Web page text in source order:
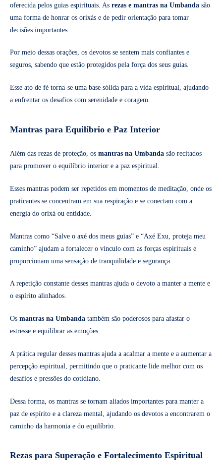
oferecida pelos guias espirituais. As rezas e mantras na Umbanda são
uma forma de honrar os orixás e de pedir orientação para tomar
decisões importantes.
Por meio dessas orações, os devotos se sentem mais confiantes e
seguros, sabendo que estão protegidos pela força dos seus guias.
Esse ato de fé torna-se uma base sólida para a vida espiritual, ajudando
a enfrentar os desafios com serenidade e coragem.
Mantras para Equilíbrio e Paz Interior
Além das rezas de proteção, os mantras na Umbanda são recitados
para promover o equilíbrio interior e a paz espiritual.
Esses mantras podem ser repetidos em momentos de meditação, onde os
praticantes se concentram em sua respiração e se conectam com a
energia do orixá ou entidade.
Mantras como “Salve o axé dos meus guias” e “Axé Exu, proteja meu
caminho” ajudam a fortalecer o vínculo com as forças espirituais e
proporcionam uma sensação de tranquilidade e segurança.
A repetição constante desses mantras ajuda o devoto a manter a mente e
o espírito alinhados.
Os mantras na Umbanda também são poderosos para afastar o
estresse e equilibrar as emoções.
A prática regular desses mantras ajuda a acalmar a mente e a aumentar a
percepção espiritual, permitindo que o praticante lide melhor com os
desafios e pressões do cotidiano.
Dessa forma, os mantras se tornam aliados importantes para manter a
paz de espírito e a clareza mental, ajudando os devotos a encontrarem o
caminho da harmonia e do equilíbrio.
Rezas para Superação e Fortalecimento Espiritual